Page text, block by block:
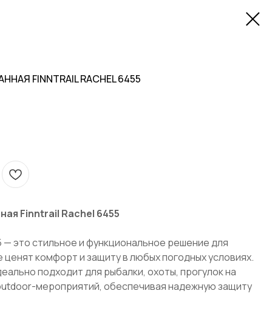
FINNTRAIL RACHEL 6455
Finntrail Rachel 6455
— это стильное и функциональное решение для
комфорт и защиту в любых погодных условиях.
подходит для рыбалки, охоты, прогулок на
мероприятий, обеспечивая надежную защиту